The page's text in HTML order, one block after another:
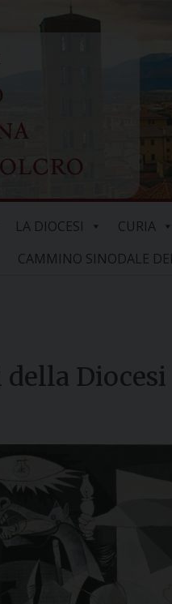
LA DIOCESI CURIA
CAMMINO SINODALE
Diocesi